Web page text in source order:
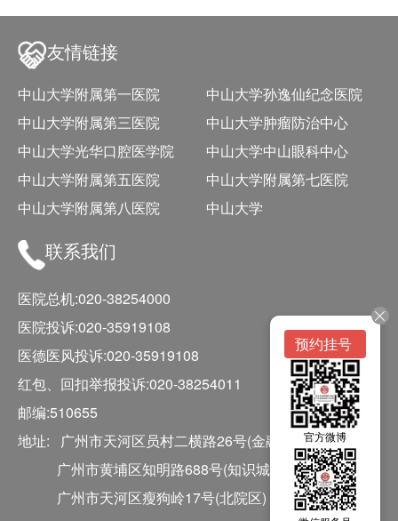
友情链接
中山大学附属第一医院
中山大学附属第三医院
中山大学光华口腔医学院
中山大学附属第五医院
中山大学附属第八医院
中山大学孙逸仙纪念医院
中山大学肿瘤防治中心
中山大学中山眼科中心
中山大学附属第七医院
中山大学
联系我们
医院总机:020-38254000
医院投诉:020-35919108
医德医风投诉:020-35919108
红包、回扣举报投诉:020-38254011
邮编:510655
地址: 广州市天河区员村二横路26号(金融城院区)
广州市黄埔区知明路688号(知识城院区)
广州市天河区瘦狗岭17号(北院区)
预约挂号
官方微博